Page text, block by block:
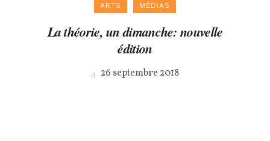
ARTS MÉDIAS
La théorie, un dimanche: nouvelle
édition
26 septembre 2018